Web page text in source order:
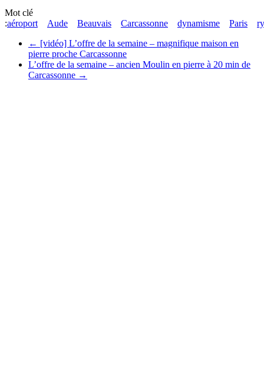
Mot clé
:aéroport Aude Beauvais Carcassonne dynamisme Paris
← [vidéo] L’offre de la semaine – magnifique maison en
pierre proche Carcassonne
L’offre de la semaine – ancien Moulin en pierre à 20 min de
Carcassonne →